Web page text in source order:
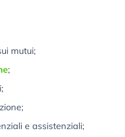
mutui;
;
e assistenziali;